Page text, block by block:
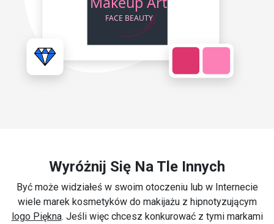
Wyróżnij Się Na Tle Innych
Być może widziałeś w swoim otoczeniu lub w Internecie
wiele marek kosmetyków do makijażu z hipnotyzującym
logo Piękna. Jeśli więc chcesz konkurować z tymi markami